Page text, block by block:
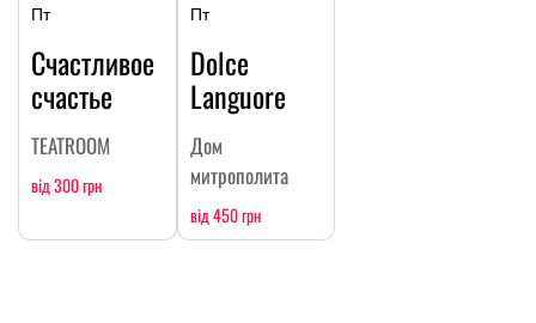
Пт
Счастливое
счастье
TEATROOM
від 300 грн
Пт
Dolce
Languore
Дом
митрополита
від 450 грн